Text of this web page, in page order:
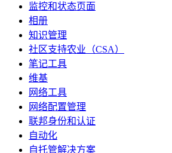
监控和状态页面
相册
知识管理
社区支持农业（CSA）
笔记工具
维基
网络工具
网络配置管理
联邦身份和认证
自动化
自托管解决方案